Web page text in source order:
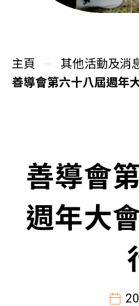
慈善活動
關於本會
聯絡我們
主頁
其他活動及消
善導會第六十八屆週年
善導會
週年大